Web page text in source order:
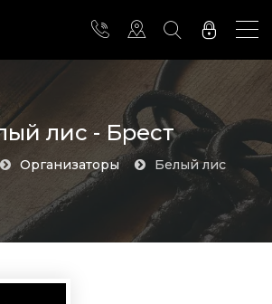
лис - Брест
Организаторы Белый лис